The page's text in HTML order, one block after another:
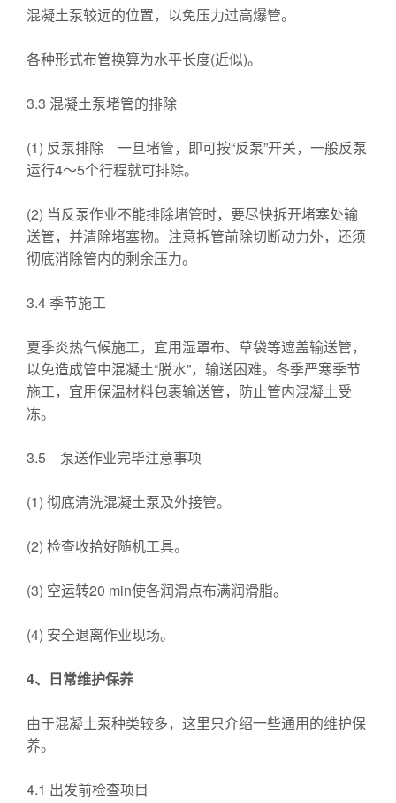
混凝土泵较远的位置，以免压力过高爆管。
各种形式布管换算为水平长度(近似)。
3.3 混凝土泵堵管的排除
(1) 反泵排除 一旦堵管，即可按“反泵”开关，一般反泵
运行4～5个行程就可排除。
(2) 当反泵作业不能排除堵管时，要尽快拆开堵塞处输
送管，并清除堵塞物。注意拆管前除切断动力外，还须
彻底消除管内的剩余压力。
3.4 季节施工
夏季炎热气候施工，宜用湿罩布、草袋等遮盖输送管，
以免造成管中混凝土“脱水”，输送困难。冬季严寒季节
施工，宜用保温材料包裹输送管，防止管内混凝土受
冻。
3.5 泵送作业完毕注意事项
(1) 彻底清洗混凝土泵及外接管。
(2) 检查收拾好随机工具。
(3) 空运转20 min使各润滑点布满润滑脂。
(4) 安全退离作业现场。
4、日常维护保养
由于混凝土泵种类较多，这里只介绍一些通用的维护保
养。
4.1 出发前检查项目